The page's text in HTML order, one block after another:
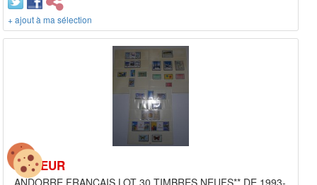
+ ajout à ma sélection
1,00 EUR